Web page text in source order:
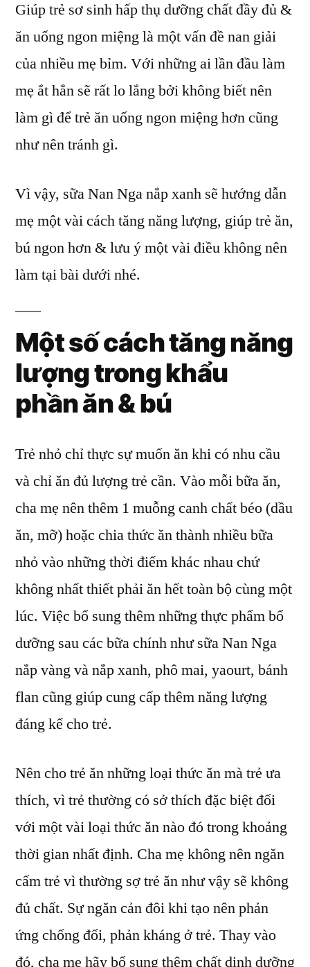
số
nắp
xanh
giúp
biết
ăn
ngon
miệng
hơn
Giúp trẻ sơ sinh hấp thụ dưỡng chất đầy đủ &
ăn uống ngon miệng là một vấn đề nan giải
của nhiều mẹ bỉm. Với những ai lần đầu làm
mẹ ắt hẳn sẽ rất lo lắng bởi không biết nên
làm gì để trẻ ăn uống ngon miệng hơn cũng
như nên tránh gì.
Vì vậy, sữa Nan Nga nắp xanh sẽ hướng dẫn
mẹ một vài cách tăng năng lượng, giúp trẻ ăn,
bú ngon hơn & lưu ý một vài điều không nên
làm tại bài dưới nhé.
Một số cách tăng năng
lượng trong khẩu
phần ăn & bú
Trẻ nhỏ chỉ thực sự muốn ăn khi có nhu cầu
và chỉ ăn đủ lượng trẻ cần. Vào mỗi bữa ăn,
cha mẹ nên thêm 1 muỗng canh chất béo (dầu
ăn, mỡ) hoặc chia thức ăn thành nhiều bữa
nhỏ vào những thời điểm khác nhau chứ
không nhất thiết phải ăn hết toàn bộ cùng một
lúc. Việc bổ sung thêm những thực phẩm bổ
dưỡng sau các bữa chính như sữa Nan Nga
nắp vàng và nắp xanh, phô mai, yaourt, bánh
flan cũng giúp cung cấp thêm năng lượng
đáng kể cho trẻ.
Nên cho trẻ ăn những loại thức ăn mà trẻ ưa
thích, vì trẻ thường có sở thích đặc biệt đối
với một vài loại thức ăn nào đó trong khoảng
thời gian nhất định. Cha mẹ không nên ngăn
cấm trẻ vì thường sợ trẻ ăn như vậy sẽ không
đủ chất. Sự ngăn cản đôi khi tạo nên phản
ứng chống đối, phản kháng ở trẻ. Thay vào
đó, cha mẹ hãy bổ sung thêm chất dinh dưỡng